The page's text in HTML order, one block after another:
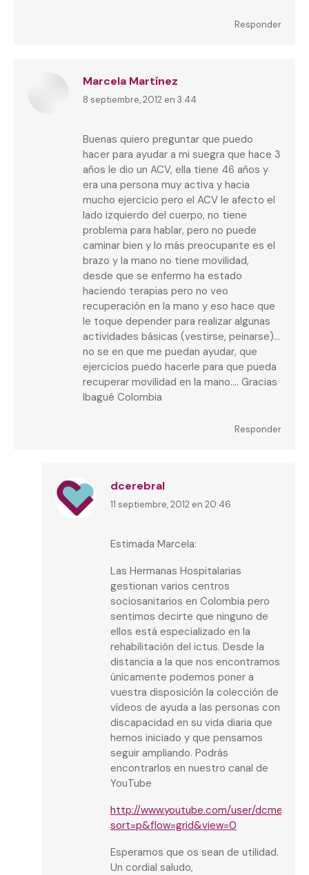
Responder
Marcela Martínez
dice:
8 septiembre, 2012 en 3:44
Buenas quiero preguntar que puedo
hacer para ayudar a mi suegra que hace 3
años le dio un ACV, ella tiene 46 años y
era una persona muy activa y hacia
mucho ejercicio pero el ACV le afecto el
lado izquierdo del cuerpo, no tiene
problema para hablar, pero no puede
caminar bien y lo más preocupante es el
brazo y la mano no tiene movilidad,
desde que se enfermo ha estado
haciendo terapias pero no veo
recuperación en la mano y eso hace que
le toque depender para realizar algunas
actividades básicas (vestirse, peinarse)…
no se en que me puedan ayudar, que
ejercicios puedo hacerle para que pueda
recuperar movilidad en la mano…. Gracias
Ibagué Colombia
Responder
dcerebral
dice:
11 septiembre, 2012 en 20:46
Estimada Marcela:
Las Hermanas Hospitalarias
gestionan varios centros
sociosanitarios en Colombia pero
sentimos decirte que ninguno de
ellos está especializado en la
rehabilitación del ictus. Desde la
distancia a la que nos encontramos
únicamente podemos poner a
vuestra disposición la colección de
vídeos de ayuda a las personas con
discapacidad en su vida diaria que
hemos iniciado y que pensamos
seguir ampliando. Podrás
encontrarlos en nuestro canal de
YouTube
http://www.youtube.com/user/dcmenni/
sort=p&flow=grid&view=0
Esperamos que os sean de utilidad.
Un cordial saludo,